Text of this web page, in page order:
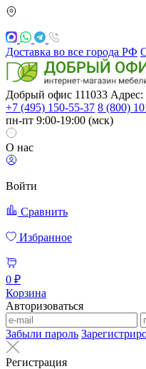
Доставка во все города РФ
Добрый офис 111033 Адрес:
+7 (495) 150-55-37 8 (800)
пн-пт 9:00-19:00 (мск)
О нас
Войти
Сравнить
Избранное
0 ₽
Корзина
Авторизоваться
Забыли пароль
Регистрация